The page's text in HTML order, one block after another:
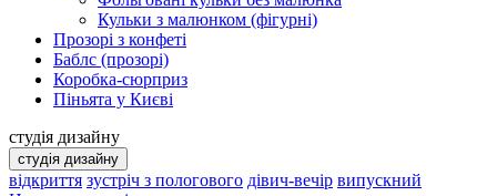
Кульки з малюнком (фігурні)
Прозорі з конфеті
Баблс (прозорі)
Коробка-сюрприз
Піньята у Києві
студія дизайну
студія дизайну
відкриття зустріч з пологового дівич-вечір випускний